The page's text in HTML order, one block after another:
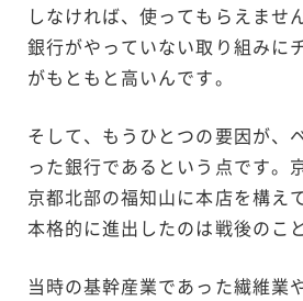
しなければ、使ってもらえませ
銀行がやっていない取り組みに
がもともと高いんです。
そして、もうひとつの要因が、
った銀行であるという点です。
京都北部の福知山に本店を構え
本格的に進出したのは戦後のこと
当時の基幹産業であった繊維業